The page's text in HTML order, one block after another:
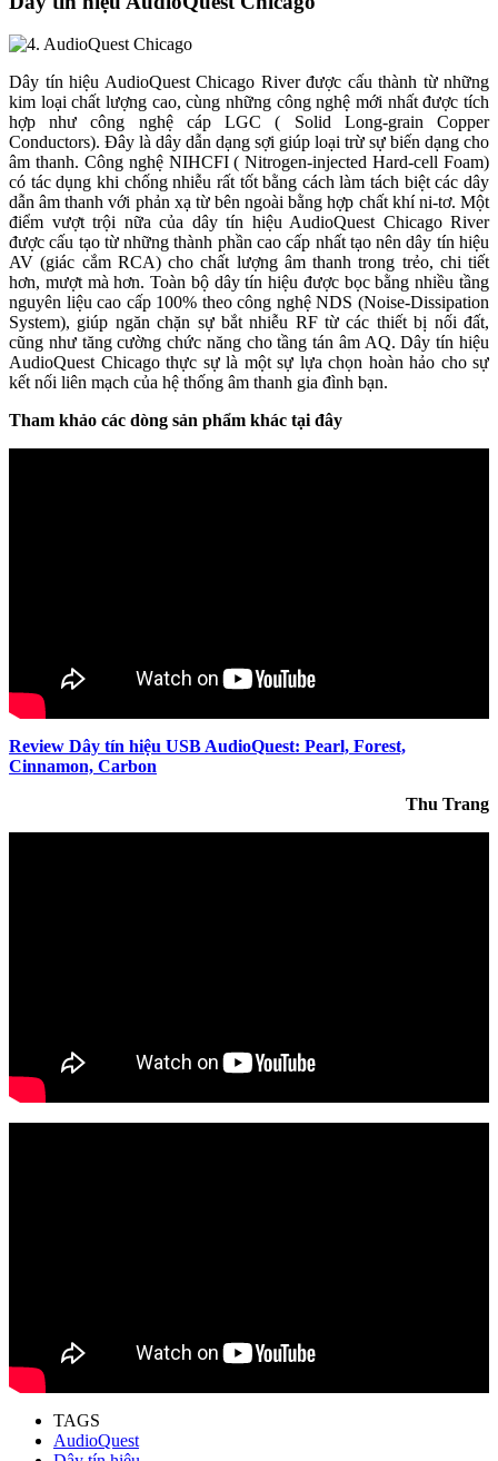
Dây tín hiệu AudioQuest Chicago River được cấu thành từ những
kim loại chất lượng cao, cùng những công nghệ mới nhất được tích
hợp như công nghệ cáp LGC ( Solid Long-grain Copper
Conductors). Đây là dây dẫn dạng sợi giúp loại trừ sự biến dạng cho
âm thanh. Công nghệ NIHCFI ( Nitrogen-injected Hard-cell Foam)
có tác dụng khi chống nhiễu rất tốt bằng cách làm tách biệt các dây
dẫn âm thanh với phản xạ từ bên ngoài bằng hợp chất khí ni-tơ. Một
điểm vượt trội nữa của dây tín hiệu AudioQuest Chicago River
được cấu tạo từ những thành phần cao cấp nhất tạo nên dây tín hiệu
AV (giác cắm RCA) cho chất lượng âm thanh trong trẻo, chi tiết
hơn, mượt mà hơn. Toàn bộ dây tín hiệu được bọc bằng nhiều tầng
nguyên liệu cao cấp 100% theo công nghệ NDS (Noise-Dissipation
System), giúp ngăn chặn sự bắt nhiễu RF từ các thiết bị nối đất,
cũng như tăng cường chức năng cho tầng tán âm AQ. Dây tín hiệu
AudioQuest Chicago thực sự là một sự lựa chọn hoàn hảo cho sự
kết nối liên mạch của hệ thống âm thanh gia đình bạn.
Tham khảo các dòng sản phẩm khác tại đây
Review Dây tín hiệu USB AudioQuest: Pearl, Forest,
Cinnamon, Carbon
Thu Trang
TAGS
AudioQuest